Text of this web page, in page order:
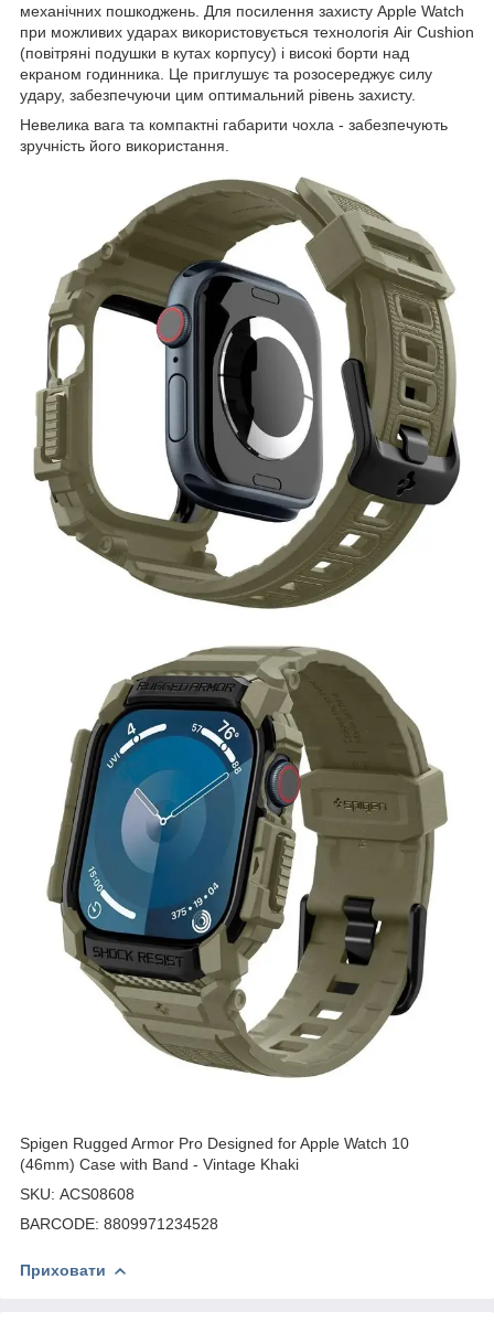
механічних пошкоджень. Для посилення захисту Apple Watch
при можливих ударах використовується технологія Air Cushion
(повітряні подушки в кутах корпусу) і високі борти над
екраном годинника. Це приглушує та розосереджує силу
удару, забезпечуючи цим оптимальний рівень захисту.
Невелика вага та компактні габарити чохла - забезпечують
зручність його використання.
Spigen Rugged Armor Pro Designed for Apple Watch 10
(46mm) Case with Band - Vintage Khaki
SKU: ACS08608
BARCODE: 8809971234528
Приховати